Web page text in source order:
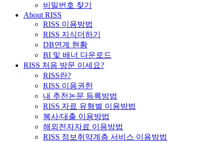
비밀번호 찾기
About RISS
RISS 이용방법
RISS 지식더하기
DB연계 현황
BI 및 배너 다운로드
RISS 처음 방문 이세요?
RISS란?
RISS 이용권한
내 추천논문 등록방법
RISS 자료 유형별 이용방법
복사/대출 이용방법
해외전자자료 이용방법
RISS 정보취약계층 서비스 이용방법